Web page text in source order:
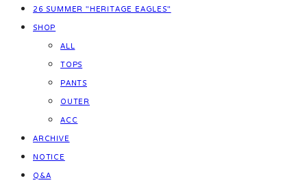
26 SUMMER "HERITAGE EAGLES"
SHOP
ALL
TOPS
PANTS
OUTER
ACC
ARCHIVE
NOTICE
Q&A